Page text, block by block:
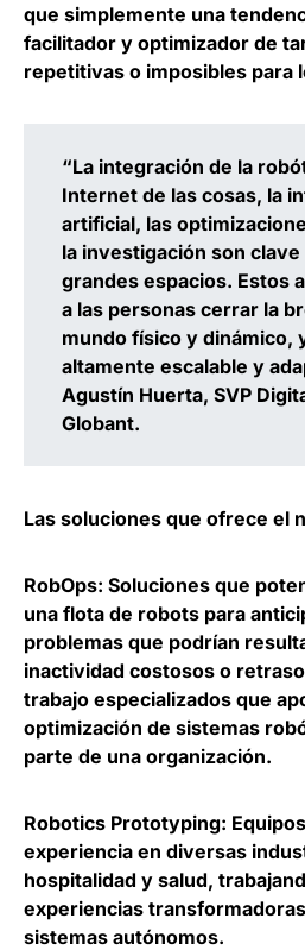
que simplemente una
facilitador y optimizador de
repetitivas o imposibles para
“La integración de la
Internet de las cosas, la
artificial, las
la investigación son
grandes espacios. Estos
a las personas cerrar la
mundo físico y dinámico,
altamente escalable y
Agustín Huerta, SVP
Globant.
Las soluciones que ofrece el
RobOps: Soluciones que
una flota de robots para
problemas que podrían
inactividad costosos o
trabajo especializados que
optimización de sistemas
parte de una organización.
Robotics Prototyping:
experiencia en diversas
hospitalidad y salud,
experiencias
sistemas autónomos.